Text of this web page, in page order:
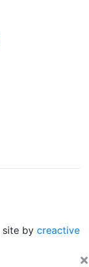
site by creactive
×